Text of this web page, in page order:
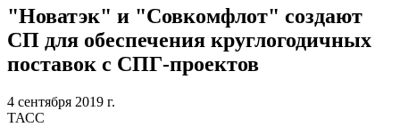
"Новатэк" и "Совкомфлот" создают
СП для обеспечения круглогодичных
поставок с СПГ-проектов
4 сентября 2019 г.
ТАСС